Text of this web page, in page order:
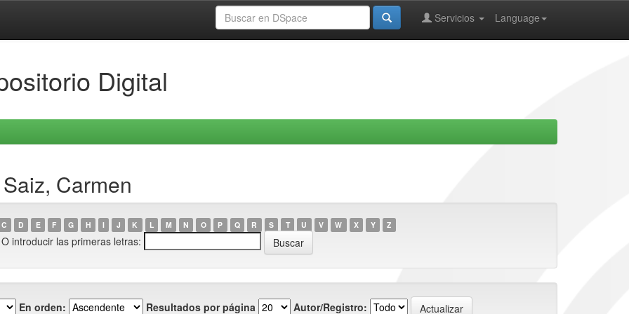
Language
Servicios
Digital
Carmen
C D E F G H I J K L M N O P Q R S T U V W X Y Z
O introducir las primeras letras:
En orden: Resultados por página Autor/Registro: